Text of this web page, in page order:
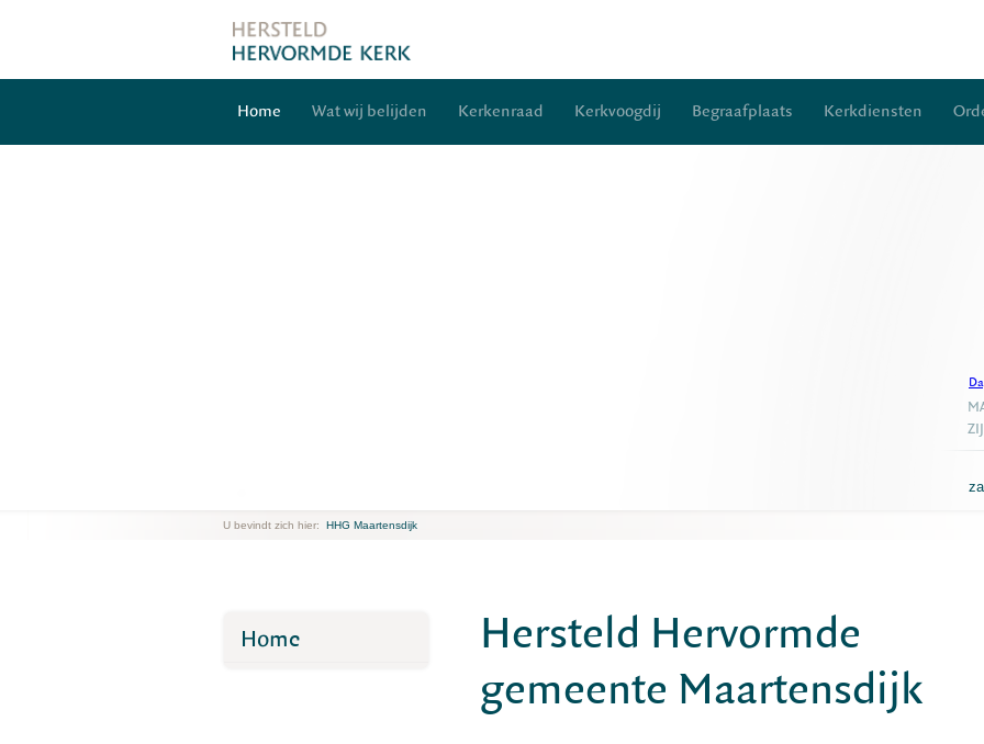
Home Wat wij belijden Kerkenraad Kerkvoogdij Begraafplaats Kerkdiensten
U bevindt zich hier: HHG Maartensdijk
Hersteld Hervormde
gemeente Maartensdijk
Home